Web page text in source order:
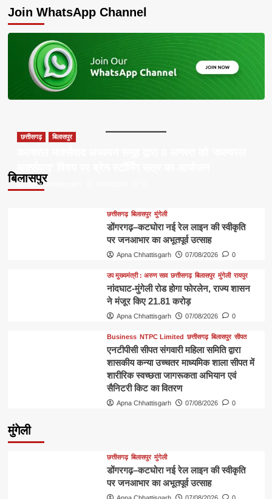
Join WhatsApp Channel
बिलासपुर
छत्तीसगढ़ बिलासपुर
Apna Chhattisgarh
छत्तीसगढ़ बिलासपुर मुंगेली
डोंगरगढ़–कटघोरा नई रेल लाइन की स्वीकृति
पर जनआभार का अभूतपूर्व उत्साह
Apna Chhattisgarh 07/08/2026 0
उप मुख्यमंत्री : अरुण साव छत्तीसगढ़ बिलासपुर मुंगेली रायपुर
नांदघाट-मुंगेली रोड होगा फोरलेन, राज्य शासन
ने मंजूर किए 21.81 करोड़
Apna Chhattisgarh 07/08/2026 0
Business NTPC Limited छत्तीसगढ़ बिलासपुर सीपत
एनटीपीसी सीपत संगवारी महिला समिति द्वारा
शासकीय कन्या उच्चतर माध्यमिक शाला सीपत में
शारीरिक स्वच्छता जागरूकता अभियान एवं
सैनिटरी किट का वितरण
Apna Chhattisgarh 07/08/2026 0
मुंगेली
छत्तीसगढ़ बिलासपुर मुंगेली
डोंगरगढ़–कटघोरा नई रेल लाइन की स्वीकृति
पर जनआभार का अभूतपूर्व उत्साह
Apna Chhattisgarh 07/08/2026 0